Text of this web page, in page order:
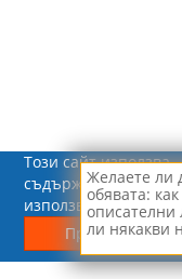
Желаете ли
обявата:
описателни
ли някакви
Този сайт използва
съдържанието на
използването на
Приемам